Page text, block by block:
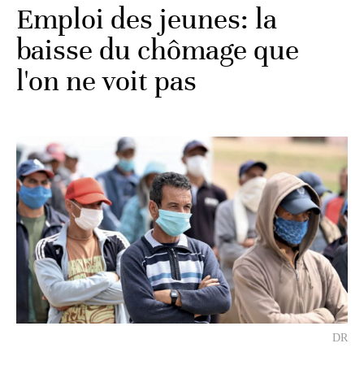
Emploi des jeunes: la
baisse du chômage que
l'on ne voit pas
DR